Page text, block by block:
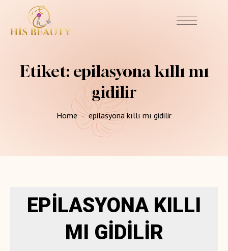
Etiket: epilasyona kıllı mı
gidilir
Home epilasyona kıllı mı gidilir
EPILASYONA KILLI
MI GIDILIR